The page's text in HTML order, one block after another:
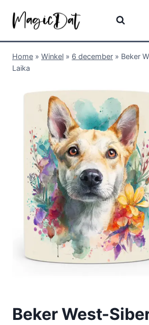
Home » Winkel » 6 december » Beker
Laika
Beker West-